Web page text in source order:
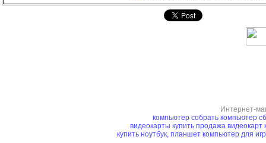
Интернет-
компьютер собрать компьютер
видеокарты купить продажа видеокарт
купить ноутбук, планшет компьютер для